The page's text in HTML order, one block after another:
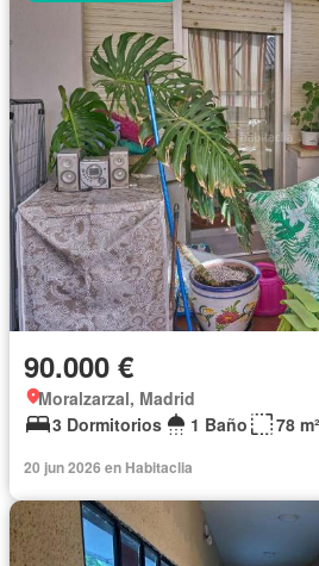
90.000 €
Moralzarzal, Madrid
3 Dormitorios
1 Baño 78 m²
20 jun 2026 en Habitaclia